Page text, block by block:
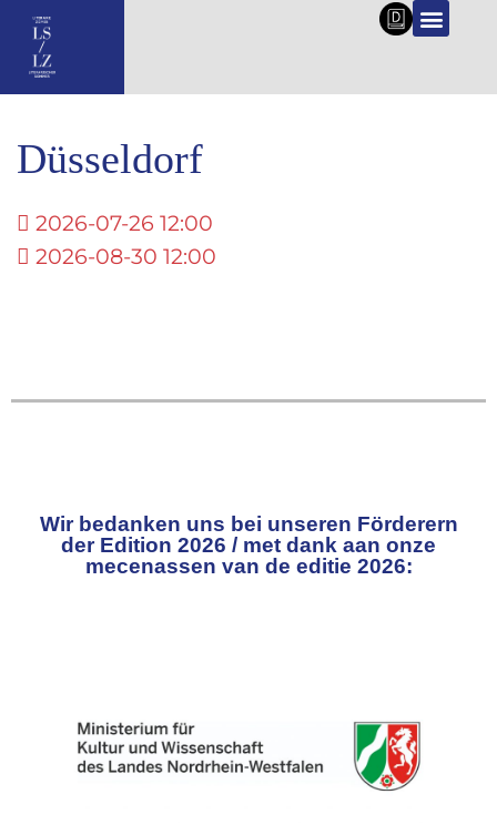
DE
Düsseldorf
2026-07-26 12:00
2026-08-30 12:00
Wir bedanken uns bei unseren Förderern
der Edition 2026 / met dank aan onze
mecenassen van de editie 2026: